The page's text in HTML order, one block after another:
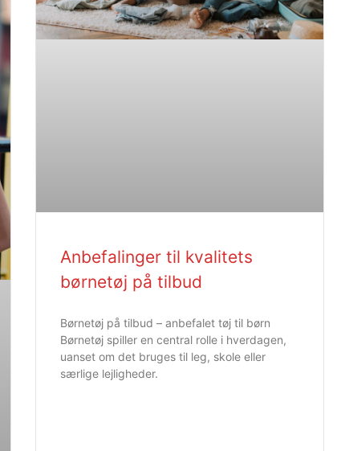
Anbefalinger til kvalitets
børnetøj på tilbud
Børnetøj på tilbud – anbefalet tøj til børn
Børnetøj spiller en central rolle i hverdagen,
uanset om det bruges til leg, skole eller
særlige lejligheder.